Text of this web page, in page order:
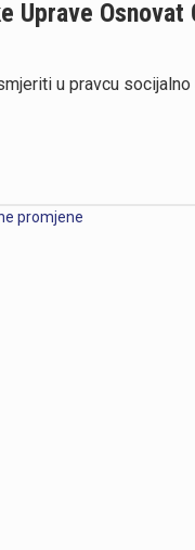
Uprave
u pravcu